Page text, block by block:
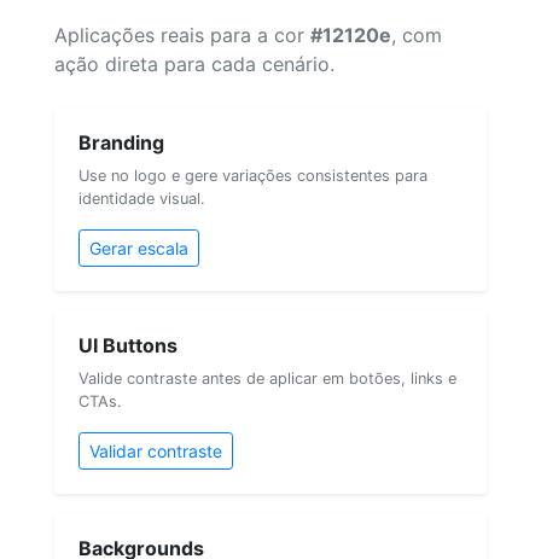
Aplicações reais para a cor #12120e, com
ação direta para cada cenário.
Branding
Use no logo e gere variações consistentes para
identidade visual.
Gerar escala
UI Buttons
Valide contraste antes de aplicar em botões, links e
CTAs.
Validar contraste
Backgrounds